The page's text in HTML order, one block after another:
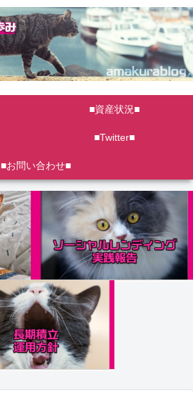
■資産状況■
■Twitter■
■お問い合わせ■